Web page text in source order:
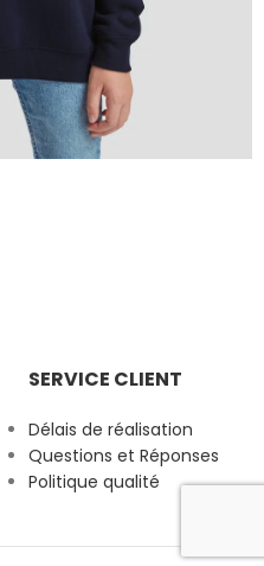
SERVICE CLIENT
Délais de réalisation
Questions et Réponses
Politique qualité